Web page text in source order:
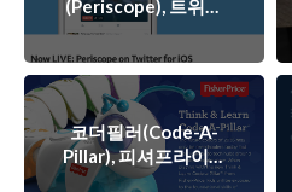
(Periscope), 트위터
타임라인을 통한 실시
간 방송 기능 오픈
코더필러(Code-A-
Pillar), 피셔프라이스
가 만든 코딩을 가르